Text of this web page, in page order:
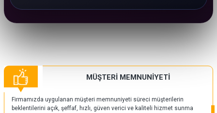
MÜŞTERİ MEMNUNİYETİ
Firmamızda uygulanan müşteri memnuniyeti süreci müşterilerin
beklentilerini açık, şeffaf, hızlı, güven verici ve kaliteli hizmet sunma